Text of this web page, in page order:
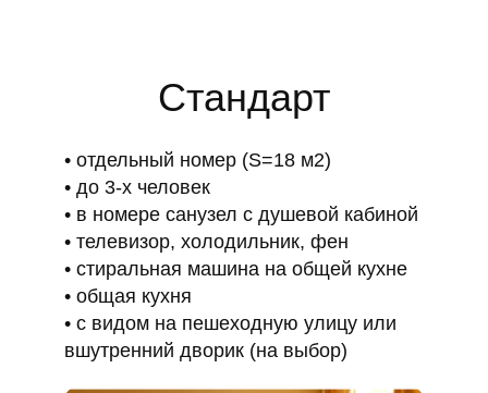
Стандарт
отдельный номер (S=18 м2)
до 3-х человек
в номере санузел с душевой кабиной
телевизор, холодильник, фен
стиральная машина на общей кухне
общая кухня
с видом на пешеходную улицу или
вшутренний дворик (на выбор)